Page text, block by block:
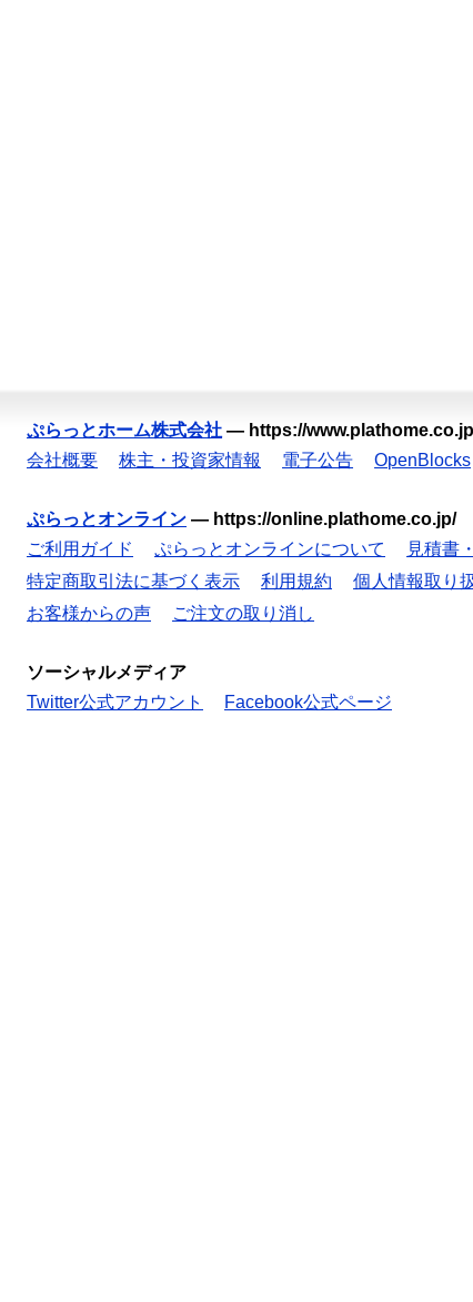
ぷらっとホーム株式会社 — https://
会社概要
株主・投資家情報 電子公告 OpenBlocks
ぷらっとオンライン — https://online.plathome.co.jp/
ご利用ガイド
ぷらっとオンラインについて 見積書
特定商取引法に基づく表示
利用規約 個人情報取り
お客様からの声
ご注文の取り消し
ソーシャルメディア
Twitter公式アカウント
Facebook公式ページ